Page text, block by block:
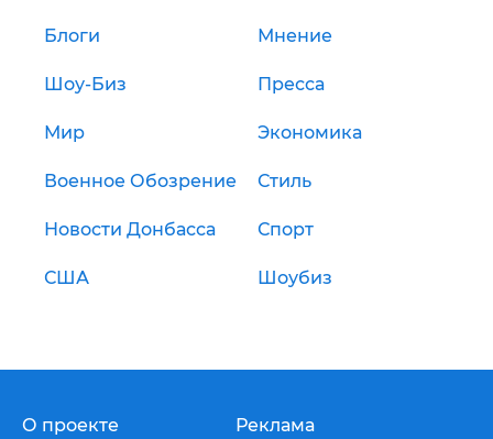
Блоги Мнение
Шоу-Биз Пресса
Мир Экономика
Военное Обозрение Стиль
Новости Донбасса Спорт
США Шоубиз
О проекте Реклама